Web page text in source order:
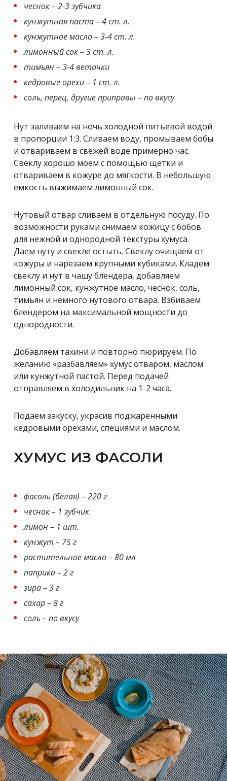
чеснок – 2-3 зубчика
кунжутная паста – 4 ст. л.
кунжутное масло – 3-4 ст. л.
лимонный сок – 3 ст. л.
тимьян – 3-4 веточки
кедровые орехи – 1 ст. л.
соль, перец, другие приправы – по вкусу
Нут заливаем на ночь холодной питьевой водой
в пропорции 1:3. Сливаем воду, промываем бобы
и отвариваем в свежей воде примерно час.
Свеклу хорошо моем с помощью щетки и
отвариваем в кожуре до мягкости. В небольшую
емкость выжимаем лимонный сок.
Нутовый отвар сливаем в отдельную посуду. По
возможности руками снимаем кожицу с бобов
для нежной и однородной текстуры хумуса.
Даем нуту и свекле остыть. Свеклу очищаем от
кожуры и нарезаем крупными кубиками. Кладем
свеклу и нут в чашу блендера, добавляем
лимонный сок, кунжутное масло, чеснок, соль,
тимьян и немного нутового отвара. Взбиваем
блендером на максимальной мощности до
однородности.
Добавляем тахини и повторно пюрируем. По
желанию «разбавляем» хумус отваром, маслом
или кунжутной пастой. Перед подачей
отправляем в холодильник на 1-2 часа.
Подаем закуску, украсив поджаренными
кедровыми орехами, специями и маслом.
ХУМУС ИЗ ФАСОЛИ
фасоль (белая) – 220 г
чеснок – 1 зубчик
лимон – 1 шт.
кунжут – 75 г
растительное масло – 80 мл
паприка – 2 г
зира – 3 г
сахар – 8 г
соль – по вкусу